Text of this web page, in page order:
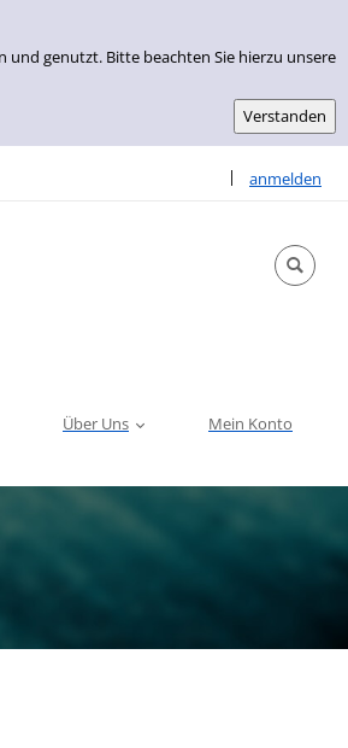
genutzt. Bitte beachten Sie hierzu unsere
| anmelden
Sprache
Über Uns Mein Konto